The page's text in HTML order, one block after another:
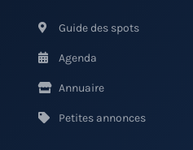
Guide des spots
Agenda
Annuaire
Petites annonces